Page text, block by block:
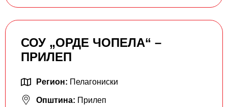
СОУ „ОРДЕ ЧОПЕЛА“ –
ПРИЛЕП
Регион: Пелагониски
Општина: Прилеп